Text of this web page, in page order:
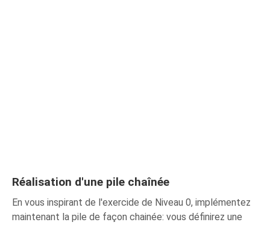
Réalisation d'une pile chaînée
En vous inspirant de l'exercide de Niveau 0, implémentez
maintenant la pile de façon chainée: vous définirez une